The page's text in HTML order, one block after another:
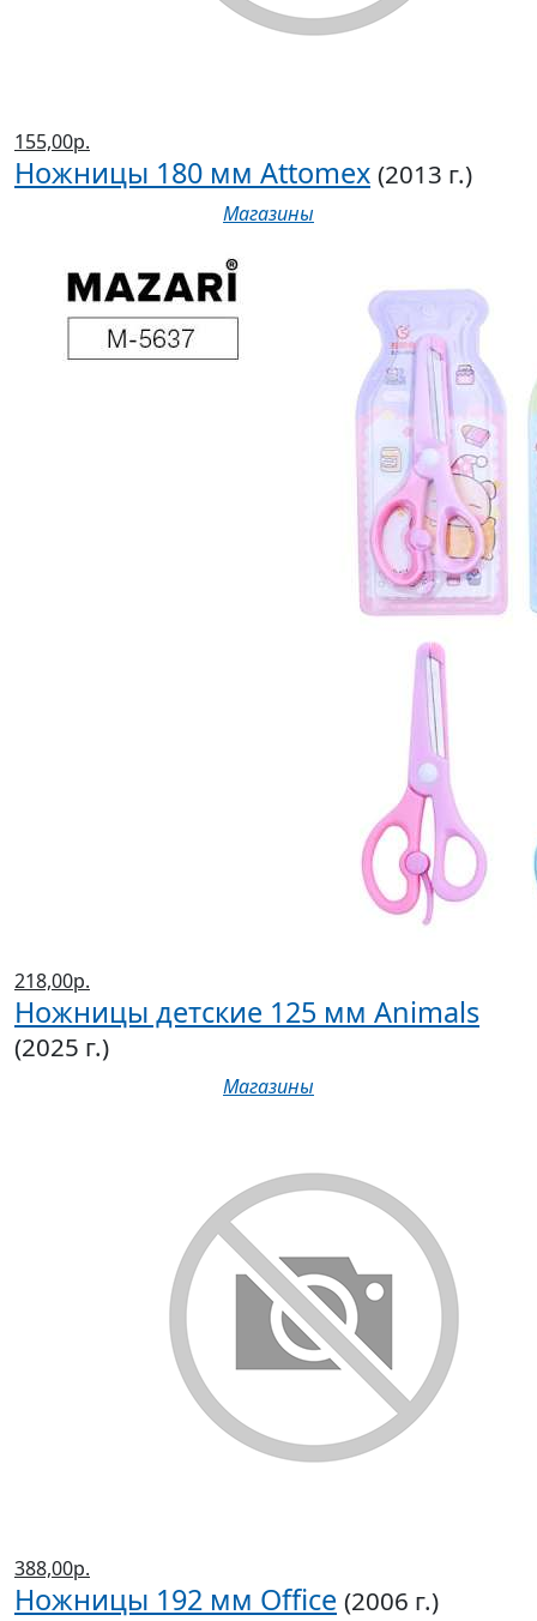
155,00р.
Ножницы 180 мм Attomex (2013 г.)
Магазины
218,00р.
Ножницы детские 125 мм Animals
(2025 г.)
Магазины
388,00р.
Ножницы 192 мм Office (2006 г.)